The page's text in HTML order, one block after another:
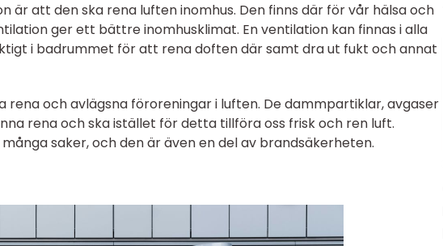
är att den ska rena luften inomhus. Den finns där för vår hälsa och
ger ett bättre inomhusklimat. En ventilation kan finnas i alla
i badrummet för att rena doften där samt dra ut fukt och annat
rena och avlägsna föroreningar i luften. De dammpartiklar, avgaser
rena och ska istället för detta tillföra oss frisk och ren luft.
saker, och den är även en del av brandsäkerheten.